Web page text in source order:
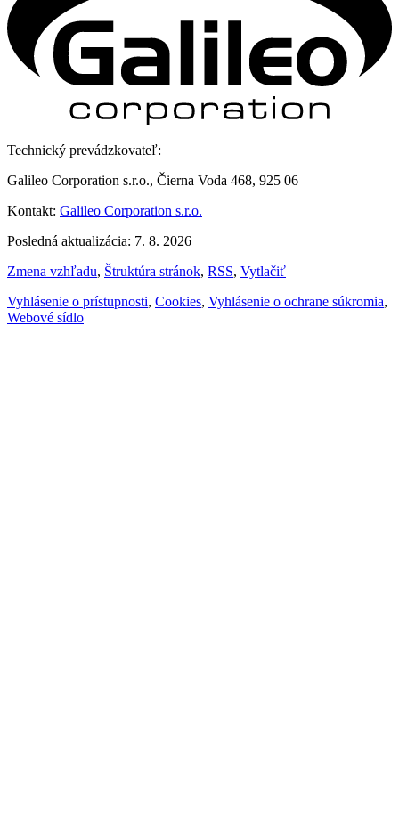
Technický prevádzkovateľ:
Galileo Corporation s.r.o., Čierna Voda 468, 925 06
Kontakt: Galileo Corporation s.r.o.
Posledná aktualizácia: 7. 8. 2026
Zmena vzhľadu, Štruktúra stránok, RSS, Vytlačiť
Vyhlásenie o prístupnosti, Cookies, Vyhlásenie o ochrane súkromia,
Webové sídlo